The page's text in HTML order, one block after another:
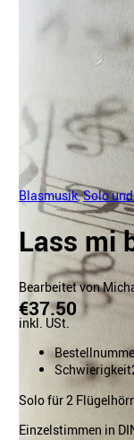
Blasmusik,Solo
Lass mi
Bearbeitet von
€37.50
inkl. USt.
Schwierigkeit
Solo für 2
Einzelstimmen in